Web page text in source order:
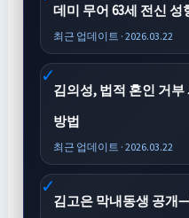
데미 무어 63세 전신
최근 업데이트 · 2026.03.22
김의성, 법적 혼인 거
방법
최근 업데이트 · 2026.03.22
김고은 막내동생 공개